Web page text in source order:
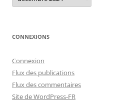
CONNEXIONS
Connexion
Flux des publications
Flux des commentaires
Site de WordPress-FR